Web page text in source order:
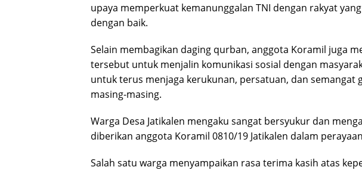
upaya memperkuat kemanunggalan TNI dengan rakyat
dengan baik.
Selain membagikan daging qurban, anggota Koramil juga
tersebut untuk menjalin komunikasi sosial dengan
untuk terus menjaga kerukunan, persatuan, dan semangat
masing-masing.
Warga Desa Jatikalen mengaku sangat bersyukur dan
diberikan anggota Koramil 0810/19 Jatikalen dalam
Salah satu warga menyampaikan rasa terima kasih atas